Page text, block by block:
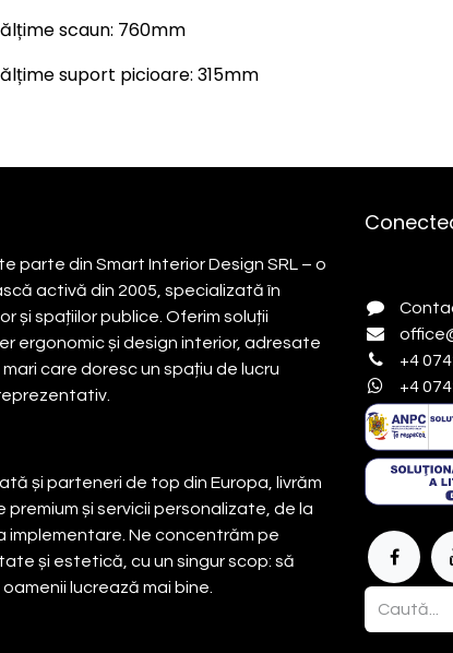
scaun: 760mm
suport picioare: 315mm
parte din Smart Interior Design SRL – o
activă din 2005, specializată în
și spațiilor publice. Oferim soluții
ergonomic și design interior, adresate
care doresc un spațiu de lucru
și parteneri de top din Europa, livrăm
și servicii personalizate, de la
implementare. Ne concentrăm pe
și estetică, cu un singur scop: să
lucrează mai bine.
+4
+4